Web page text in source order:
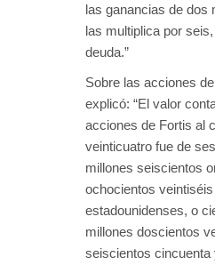
las ganancias de dos
las multiplica por
deuda.”
Sobre las acciones
explicó: “El valor
acciones de Fortis al
veinticuatro fue de
millones seiscientos
ochocientos
estadounidenses, o
millones doscientos
seiscientos cincuenta